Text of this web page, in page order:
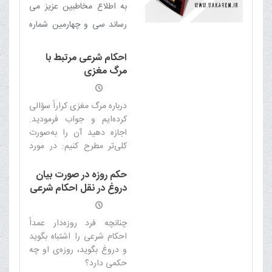
به اطلاع مخاطبین عزیز می
رساند سی و چهارمین شماره
تحلیلی بلیغ (آبان 97) منتشر
شد
احکام شرعی مرتبط با
مرگ مغزی
درباره مرگ مغزى كراراً سؤالی
کرده‌ایم و جواب فرموديد.
اجازه دهيد آن را به‌صورت
کلی‌تر مطرح كنيم: در مورد
و تنها دستگاه‌های حياتى
نباتى كار می‌کند و هيچ
اميدى به بازگشت چنين
كسى به حيات حيوانى و
انسانى نيست، احكام
مختلفى درزمینهی مسائل
گوناگون حقوقى و مالى و
پزشكى تصوّر می‌شود. لطفاً
حکم روزه در صورت بیان
دروغ در نقل احکام شرعی
چنانچه فرد روزه‌دار عمداً
احکام شرعی را اشتباه بگوید
و دروغ بگوید، روزه‌ی او چه
حکمی دارد؟